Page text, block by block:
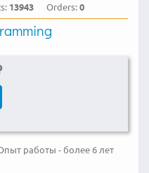
13943 Orders:0
работы - более 6 лет